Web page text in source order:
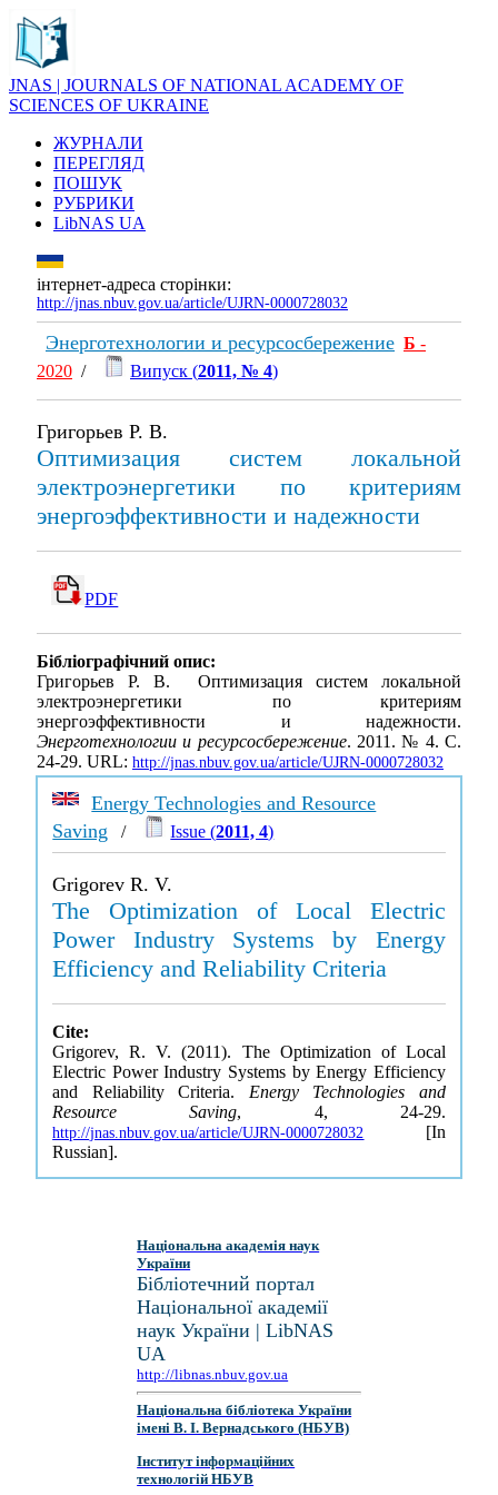
JNAS | JOURNALS OF NATIONAL ACADEMY OF
SCIENCES OF UKRAINE
ЖУРНАЛИ
ПЕРЕГЛЯД
ПОШУК
РУБРИКИ
LibNAS UA
інтернет-адреса сторінки:
http://jnas.nbuv.gov.ua/article/UJRN-0000728032
Энерготехнологии и ресурсосбережение Б -
2020 / Випуск (2011, № 4)
Григорьев Р. В.
Оптимизация систем локальной
электроэнергетики по критериям
энергоэффективности и надежности
PDF
Бібліографічний опис:
Григорьев Р. В. Оптимизация систем локальной
электроэнергетики по критериям
энергоэффективности и надежности.
Энерготехнологии и ресурсосбережение. 2011. № 4. С.
24-29. URL: http://jnas.nbuv.gov.ua/article/UJRN-0000728032
Energy Technologies and Resource
Saving / Issue (2011, 4)
Grigorev R. V.
The Optimization of Local Electric
Power Industry Systems by Energy
Efficiency and Reliability Criteria
Cite:
Grigorev, R. V. (2011). The Optimization of Local
Electric Power Industry Systems by Energy Efficiency
and Reliability Criteria. Energy Technologies and
Resource Saving, 4, 24-29.
http://jnas.nbuv.gov.ua/article/UJRN-0000728032 [In
Russian].
Національна академія наук
України
Бібліотечний портал
Національної академії
наук України | LibNAS
UA
http://libnas.nbuv.gov.ua
Національна бібліотека України
імені В. І. Вернадського (НБУВ)
Інститут інформаційних
технологій НБУВ